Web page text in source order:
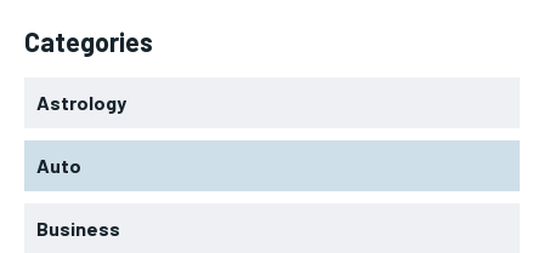
Categories
Astrology
Auto
Business